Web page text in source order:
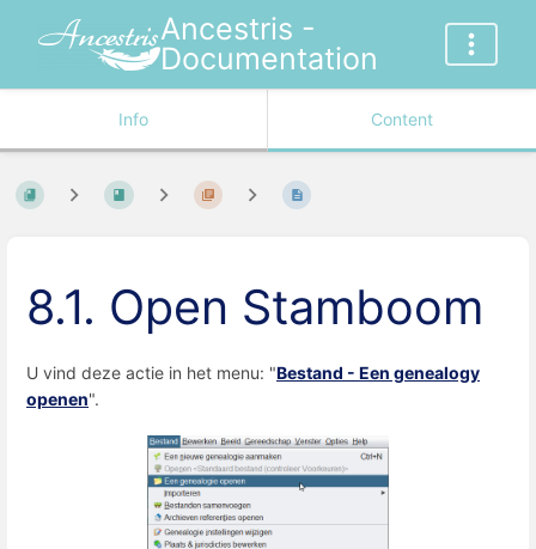
Ancestris -
Documentation
Info Content
8.1. Open Stamboom
U vind deze actie in het menu: "Bestand - Een genealogy
openen".